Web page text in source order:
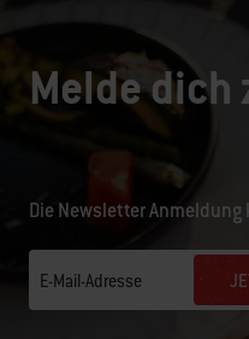
Melde
Die Newsletter
E-Mail-Adresse